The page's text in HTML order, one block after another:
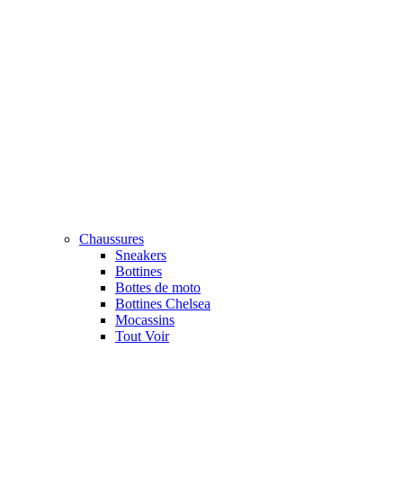
Chaussures
Sneakers
Bottines
Bottes de moto
Bottines Chelsea
Mocassins
Tout Voir